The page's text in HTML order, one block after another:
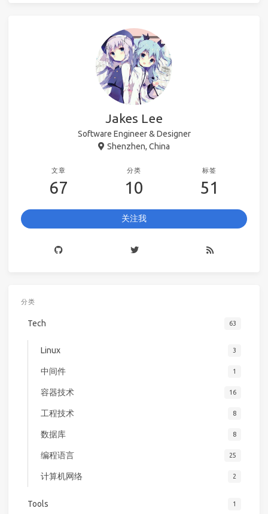
Jakes Lee
Software Engineer & Designer
Shenzhen, China
文章
67
分类
10
标签
51
关注我
分类
Tech 63
Linux 3
中间件 1
容器技术 16
工程技术 8
数据库 8
编程语言 25
计算机网络 2
Tools 1